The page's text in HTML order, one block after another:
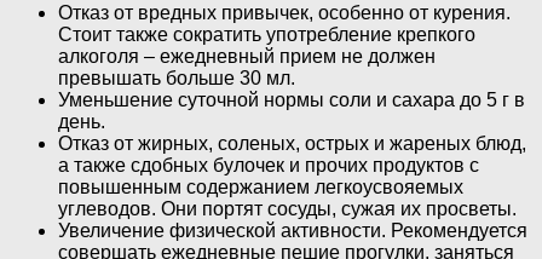
Отказ от вредных привычек, особенно от курения.
Стоит также сократить употребление крепкого
алкоголя – ежедневный прием не должен
превышать больше 30 мл.
Уменьшение суточной нормы соли и сахара до 5 г в
день.
Отказ от жирных, соленых, острых и жареных блюд,
а также сдобных булочек и прочих продуктов с
повышенным содержанием легкоусвояемых
углеводов. Они портят сосуды, сужая их просветы.
Увеличение физической активности. Рекомендуется
совершать ежедневные пешие прогулки, заняться